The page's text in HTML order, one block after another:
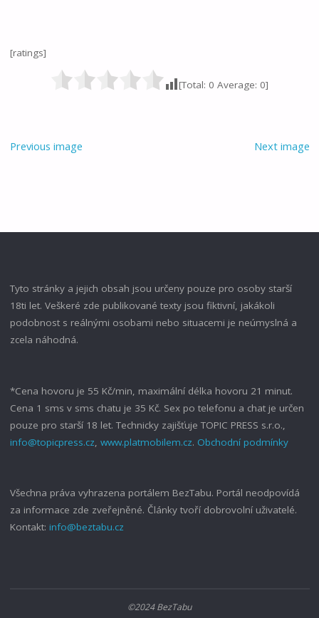
[ratings]
[Total: 0 Average: 0]
Previous image Next image
Tyto stránky a jejich obsah jsou určeny pouze pro osoby starší
18ti let. Veškeré zde publikované texty jsou fiktivní, jakákoli
podobnost s reálnými osobami nebo situacemi je neúmyslná a
zcela náhodná.
*Cena hovoru je 55 Kč/min, maximální délka hovoru 21 minut.
Cena 1 sms v sms chatu je 35 Kč. Sex po telefonu a chat je určen
pouze pro starší 18 let. Technicky zajišťuje TOPIC PRESS s.r.o.,
info@topicpress.cz, www.platmobilem.cz. Obchodní podmínky
Všechna práva vyhrazena portálem BezTabu. Portál neodpovídá
za informace zde zveřejněné. Články tvoří dobrovolní uživatelé.
Kontakt: info@beztabu.cz
©2024 BezTabu